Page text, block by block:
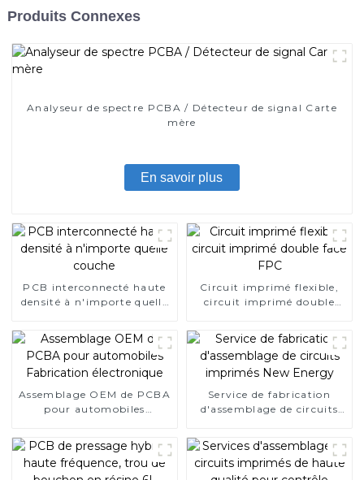
Produits Connexes
Analyseur de spectre PCBA / Détecteur de signal Carte
mère
En savoir plus
PCB interconnecté haute
densité à n'importe quelle
Circuit imprimé flexible,
circuit imprimé double
Assemblage OEM de PCBA
pour automobiles
Service de fabrication
d'assemblage de circuits